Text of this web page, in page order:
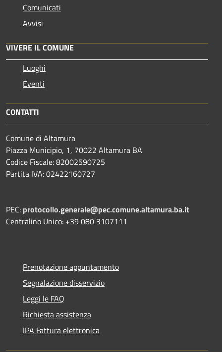
Comunicati
Avvisi
VIVERE IL COMUNE
Luoghi
Eventi
CONTATTI
Comune di Altamura
Piazza Municipio, 1, 70022 Altamura BA
Codice Fiscale: 82002590725
Partita IVA: 02422160727
PEC: protocollo.generale@pec.comune.altamura.ba.it
Centralino Unico: +39 080 3107111
Prenotazione appuntamento
Segnalazione disservizio
Leggi le FAQ
Richiesta assistenza
IPA Fattura elettronica